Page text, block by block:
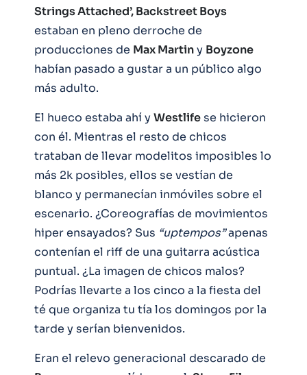
Strings Attached’, Backstreet Boys
estaban en pleno derroche de
producciones de Max Martiny Boyzone
habían pasado a gustar a un público algo
más adulto.
El hueco estaba ahí y Westlifese hicieron
con él. Mientras el resto de chicos
trataban de llevar modelitos imposibles lo
más 2k posibles, ellos se vestían de
blanco y permanecían inmóviles sobre el
escenario. ¿Coreografías de movimientos
hiper ensayados? Sus “uptempos”apenas
contenían el riff de una guitarra acústica
puntual. ¿La imagen de chicos malos?
Podrías llevarte a los cinco a la fiesta del
té que organiza tu tía los domingos por la
tarde y serían bienvenidos.
Eran el relevo generacional descarado de